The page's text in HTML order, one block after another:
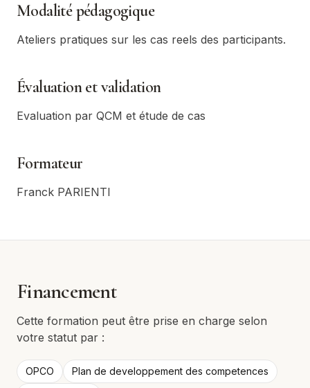
Modalité pédagogique
Ateliers pratiques sur les cas reels des participants.
Évaluation et validation
Evaluation par QCM et étude de cas
Formateur
Franck PARIENTI
Financement
Cette formation peut être prise en charge selon
votre statut par :
OPCO
Plan de developpement des competences